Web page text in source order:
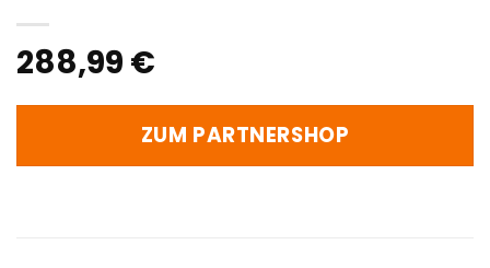
288,99 €
ZUM PARTNERSHOP